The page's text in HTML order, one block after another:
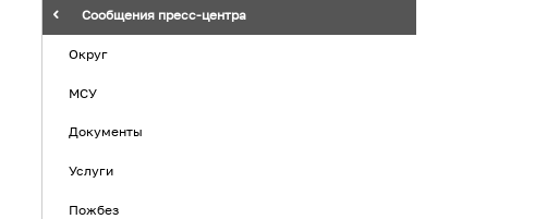
Сообщения пресс-центра
Округ
МСУ
Документы
Услуги
Пожбез